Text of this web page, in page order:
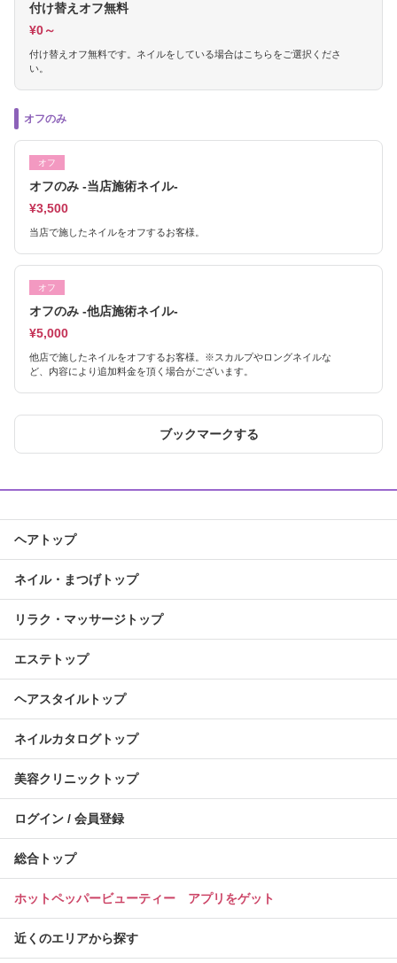
付け替えオフ無料
¥0～
付け替えオフ無料です。ネイルをしている場合はこちらをご選択くださ
い。
オフのみ
オフ
オフのみ -当店施術ネイル-
¥3,500
当店で施したネイルをオフするお客様。
オフ
オフのみ -他店施術ネイル-
¥5,000
他店で施したネイルをオフするお客様。※スカルプやロングネイルな
ど、内容により追加料金を頂く場合がございます。
ブックマークする
ヘアトップ
ネイル・まつげトップ
リラク・マッサージトップ
エステトップ
ヘアスタイルトップ
ネイルカタログトップ
美容クリニックトップ
ログイン / 会員登録
総合トップ
ホットペッパービューティー アプリをゲット
近くのエリアから探す